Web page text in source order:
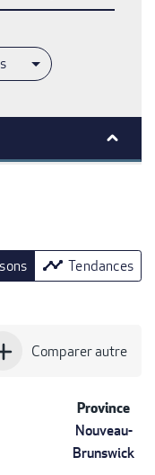
timeline Tendances
Comparer autre
Province
Nouveau-
Brunswick